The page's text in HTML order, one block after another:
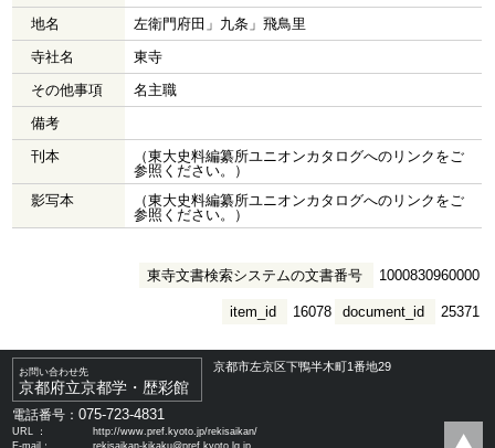
地名
左衛門府田」九条」飛鳥里
寺社名
東寺
その他事項
名主職
備考
刊本
（東大史料編纂所ユニオンカタログへのリンクをご
参照ください。）
影写本
（東大史料編纂所ユニオンカタログへのリンクをご
参照ください。）
東寺文書検索システムの文書番号 1000830960000
document_id 25371
item_id 16078
お問い合わせ先
京都府立京都学・歴彩館
京都市左京区下鴨半木町1番地29
電話番号：075-723-4831
URL ：
http://www.pref.kyoto.jp/rekisaikan/
E-mail：
rekisaikan-kikaku@pref.kyoto.lg.jp